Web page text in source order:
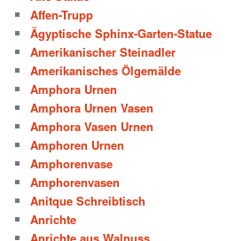
Affen-Trupp
Ägyptische Sphinx-Garten-Statue
Amerikanischer Steinadler
Amerikanisches Ölgemälde
Amphora Urnen
Amphora Urnen Vasen
Amphora Vasen Urnen
Amphoren Urnen
Amphorenvase
Amphorenvasen
Anitque Schreibtisch
Anrichte